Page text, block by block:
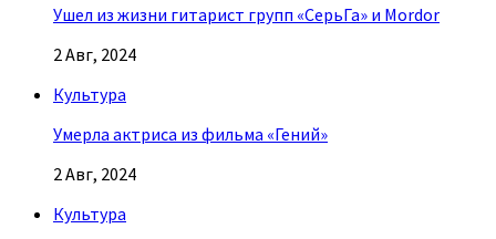
Ушел из жизни гитарист групп «СерьГа» и Mordor
2 Авг, 2024
Культура
Умерла актриса из фильма «Гений»
2 Авг, 2024
Культура